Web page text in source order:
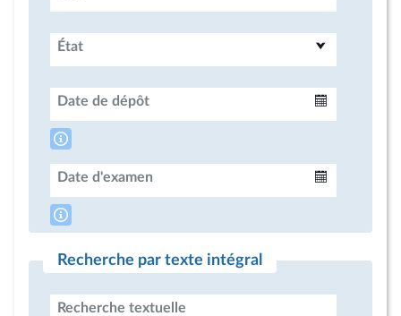
État
Date de dépôt
Date d'examen
Recherche par texte intégral
Recherche textuelle